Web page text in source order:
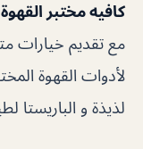
كافيه مختبر
مع تقديم خيارات
لأدوات القهوة
لذيذة و الباريستا